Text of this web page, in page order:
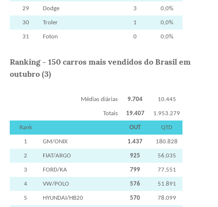
29 Dodge 3 0,0%
30 Troler 1 0,0%
31 Foton 0 0,0%
Ranking - 150 carros mais vendidos do Brasil em
outubro (3)
Médias diárias 9.704 10.445
Totais 19.407 1.953.279
Rank OUT QTD
1 GM/ONIX 1.437 180.828
2 FIAT/ARGO 925 56.035
3 FORD/KA 799 77.551
4 VW/POLO 576 51.891
5 HYUNDAI/HB20 570 78.099